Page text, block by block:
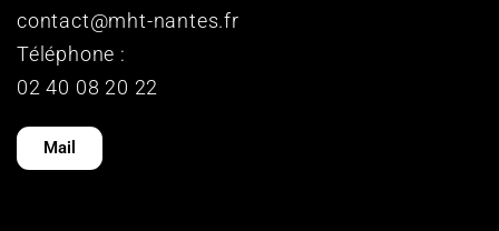
contact@mht-nantes.fr
Téléphone :
02 40 08 20 22
Mail